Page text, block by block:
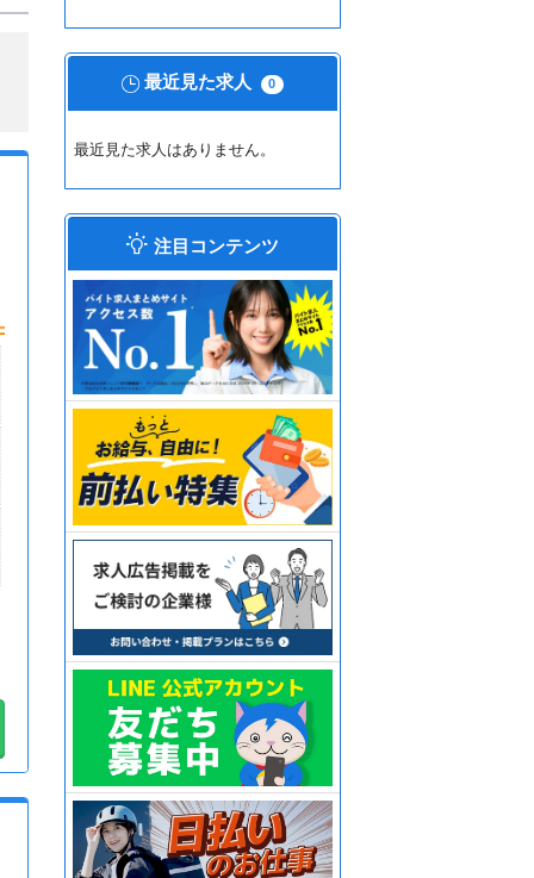
最近見た求人 0
最近見た求人はありません。
注目コンテンツ